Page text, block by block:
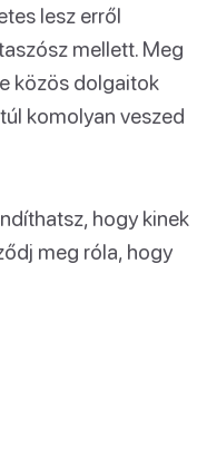
lesz erről
mellett. Meg
közös dolgaitok
komolyan veszed
hogy kinek
meg róla, hogy